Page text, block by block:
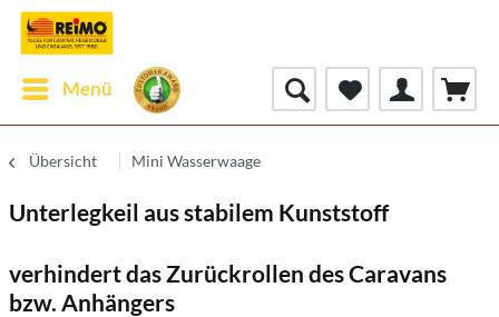
Menü
Übersicht Mini Wasserwaage
Unterlegkeil aus stabilem Kunststoff
verhindert das Zurückrollen des Caravans
bzw. Anhängers